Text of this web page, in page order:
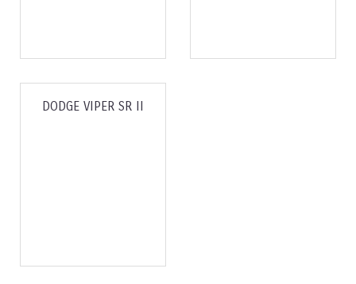
DODGE VIPER SR II